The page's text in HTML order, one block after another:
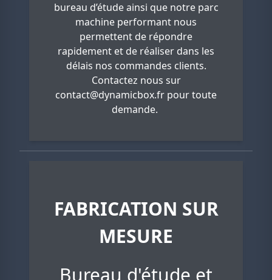
bureau d’étude ainsi que notre parc
machine performant nous
permettent de répondre
rapidement et de réaliser dans les
délais nos commandes clients.
Contactez nous sur
contact@dynamicbox.fr pour toute
demande.
FABRICATION SUR
MESURE
Bureau d'étude et